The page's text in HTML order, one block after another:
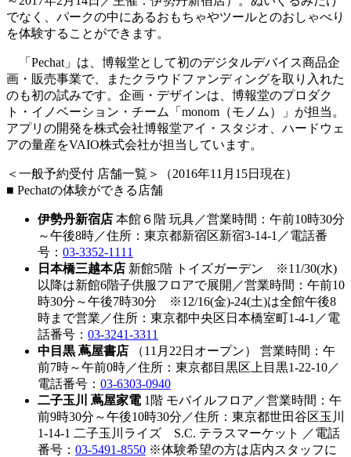
でなく、パークの中にあるおもちゃやツールとのおしゃべり
を体験することができます。
「Pechat」は、博報堂として初のデジタルデバイス商品企
画・販売事業で、またクラウドファンディングを取り入れた
のも初の試みです。企画・デザインは、博報堂のプロダク
ト・イノベーション・チーム「monom（モノム）」が担当。
アプリの開発を株式会社博報堂アイ・スタジオ、ハードウェ
アの量産をVAIO株式会社が担当しています。
＜一般予約受付 店舗一覧＞（2016年11月15日現在）
■ Pechatの体験ができる店舗
伊勢丹新宿店 本館６階 玩具／営業時間：午前10時30分
～午後8時／住所：東京都新宿区新宿3-14-1／電話番
号： 03-3352-1111
日本橋三越本店 新館5階 トイズガーデン ※11/30(水)
以降は新館6階子供服フロアで展開／営業時間：午前10
時30分～午後7時30分 ※12/16(金)-24(土)は全館午後8
時まで営業／住所：東京都中央区日本橋室町1-4-1／電
話番号： 03-3241-3311
中目黒 蔦屋書店 （11月22日オープン） 営業時間：午
前7時～午前0時／住所：東京都目黒区上目黒1-22-10／
電話番号： 03-6303-0940
二子玉川 蔦屋家電1階 モバイルフロア／営業時間：午
前9時30分～午後10時30分／住所：東京都世田谷区玉川
1-14-1 二子玉川ライズ S.C. テラスマーケット ／電話
番号： 03-5491-8550 ※体験希望の方は店内スタッフに